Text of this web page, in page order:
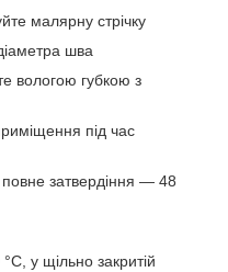
малярну стрічку
шва
вологою губкою з
під час
затвердіння — 48
у щільно закритій